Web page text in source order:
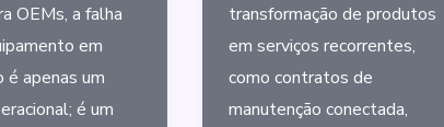
OEMs, a falha
em
é apenas um
é um
transformação de produtos
em serviços recorrentes,
como contratos de
manutenção conectada,